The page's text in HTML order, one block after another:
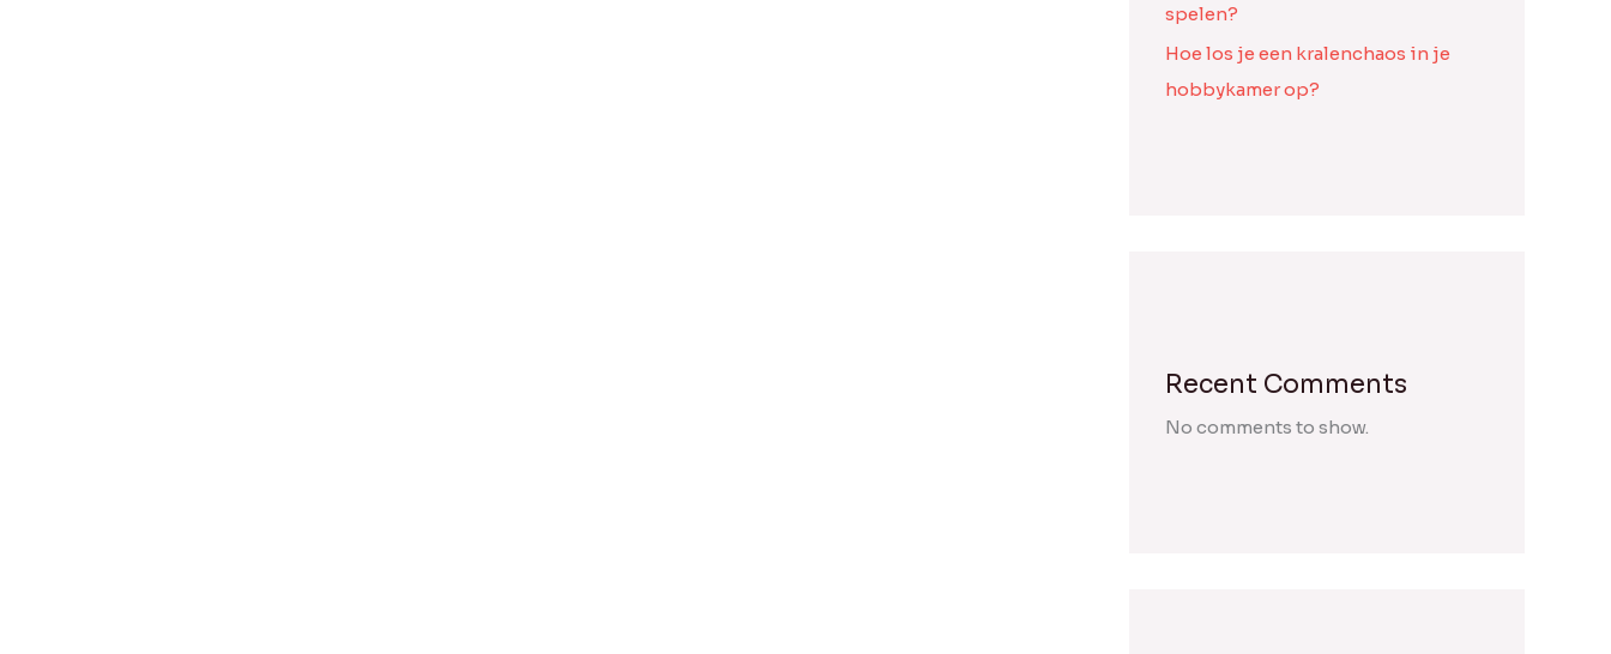
spelen?
Hoe los je een kralenchaos in je
hobbykamer op?
Recent Comments
No comments to show.